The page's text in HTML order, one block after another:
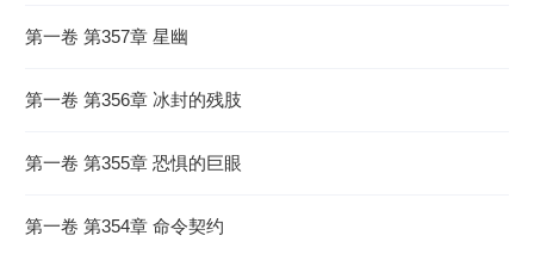
第一卷 第357章 星幽
第一卷 第356章 冰封的残肢
第一卷 第355章 恐惧的巨眼
第一卷 第354章 命令契约